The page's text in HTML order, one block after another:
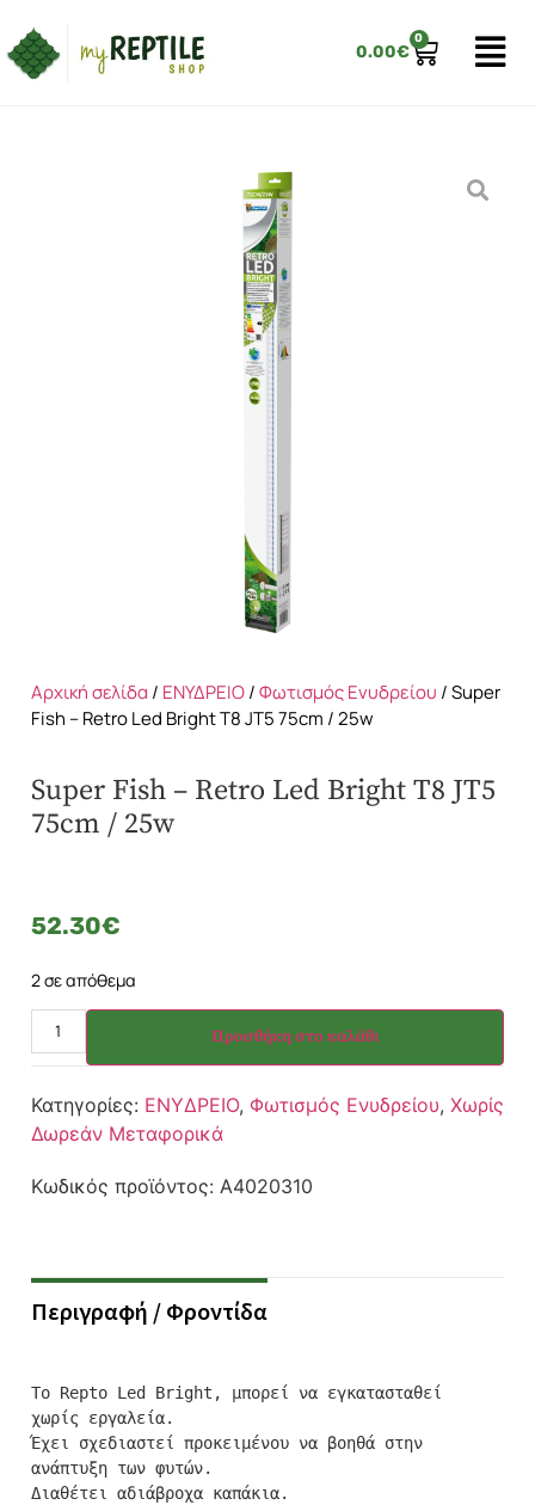
0.00€
0
Αρχική σελίδα / ΕΝΥΔΡΕΙΟ/Φωτισμός Ενυδρείου / Super
Fish – Retro Led Bright T8 JT5 75cm / 25w
Super Fish – Retro Led Bright T8 JT5
75cm / 25w
52.30€
2 σε απόθεμα
Προσθήκη στο καλάθι
Κατηγορίες: ΕΝΥΔΡΕΙΟ, Φωτισμός Ενυδρείου, Χωρίς
Δωρεάν Μεταφορικά
Κωδικός προϊόντος: A4020310
Περιγραφή / Φροντίδα
Το Repto Led Bright, μπορεί να εγκατασταθεί
χωρίς εργαλεία.
Έχει σχεδιαστεί προκειμένου να βοηθά στην
ανάπτυξη των φυτών.
Διαθέτει αδιάβροχα καπάκια.